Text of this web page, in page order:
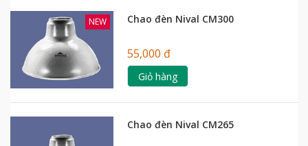
NEW Chao đèn Nival CM300
55,000 đ
Giỏ hàng
Chao đèn Nival CM265